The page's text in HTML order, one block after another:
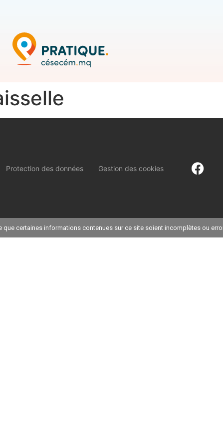
Protection des données Gestion des cookies
que certaines informations contenues sur ce site soient incomplètes ou